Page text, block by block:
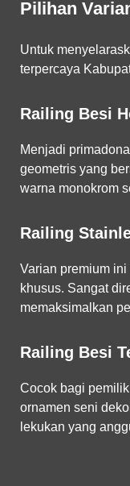
Pilihan
Untuk
terpercaya
Railing Besi
Menjadi
geometris yang
warna monokrom
Railing
Varian premium
khusus. Sangat
memaksimalkan
Railing Besi
Cocok bagi
ornamen seni
lekukan yang